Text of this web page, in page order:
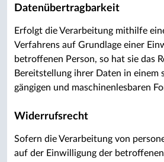
Datenübertragbarkeit
Erfolgt die Verarbeitung mithilfe
Verfahrens auf Grundlage einer
betroffenen Person, so hat sie das
Bereitstellung ihrer Daten in einem
gängigen und maschinenlesbaren
Widerrufsrecht
Sofern die Verarbeitung von
auf der Einwilligung der